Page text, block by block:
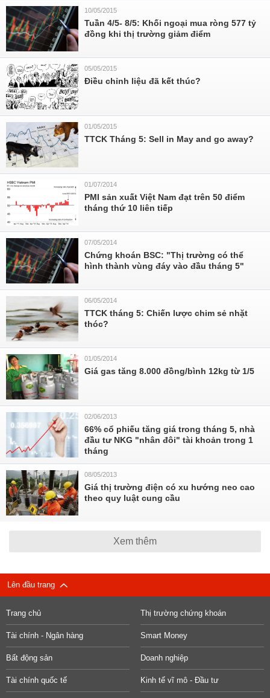
10/05/2015
Tuần 4/5- 8/5: Khối ngoại mua ròng 577 tỷ
đồng khi thị trường giảm điểm
05/05/2015
Điều chỉnh liệu đã kết thúc?
01/05/2015
TTCK Tháng 5: Sell in May and go away?
01/07/2014
PMI sản xuất Việt Nam đạt trên 50 điểm
tháng thứ 10 liên tiếp
07/05/2014
Chứng khoán BSC: "Thị trường có thể
hình thành vùng đáy vào đầu tháng 5"
06/05/2014
TTCK tháng 5: Chiến lược chim sẻ nhặt
thóc?
01/05/2014
Giá gas tăng 8.000 đồng/bình 12kg từ 1/5
02/06/2013
66% cổ phiếu tăng giá trong tháng 5, nhà
đầu tư NKG "nhân đôi" tài khoản trong 1
tháng
08/05/2013
Giá thị trường điện có xu hướng neo cao
theo quy luật cung cầu
Xem thêm
Lên đầu trang
Trang chủ Thị trường chứng khoán
Tài chính - Ngân hàng Smart Money
Bất động sản Doanh nghiệp
Tài chính quốc tế Kinh tế vĩ mô - Đầu tư